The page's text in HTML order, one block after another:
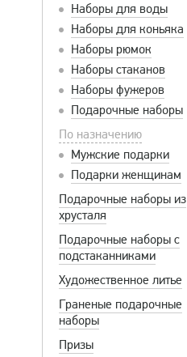
Наборы для воды
Наборы для коньяка
Наборы рюмок
Наборы стаканов
Наборы фужеров
Подарочные наборы
По назначению
Мужские подарки
Подарки женщинам
Подарочные наборы из
хрусталя
Подарочные наборы с
подстаканниками
Художественное литье
Граненые подарочные
наборы
Призы